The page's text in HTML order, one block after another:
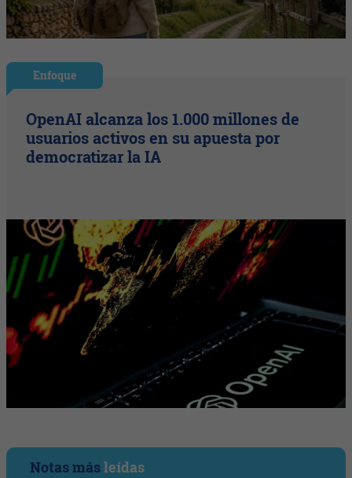
Enfoque
OpenAI alcanza los 1.000 millones de
usuarios activos en su apuesta por
democratizar la IA
Notas másleídas